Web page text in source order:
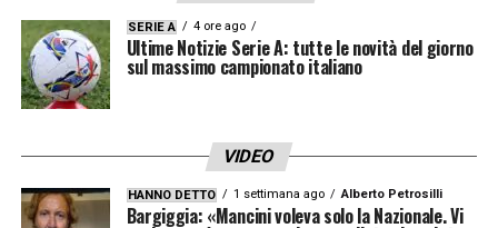
SERIE A 4 ore ago
Ultime Notizie Serie A: tutte le novità del giorno
sul massimo campionato italiano
VIDEO
HANNO DETTO 1 settimana ago Alberto Petrosilli
Bargiggia: «Mancini voleva solo la Nazionale. Vi